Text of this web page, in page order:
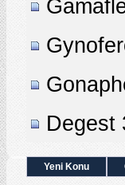
Degest
Yeni Konu